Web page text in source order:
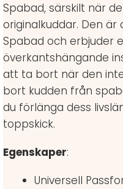
Spabad, särskilt när
originalkuddar. Den
Spabad och erbjuder
överkantshängande
att ta bort när den
bort kudden från
du förlänga dess
toppskick.
Egenskaper:
Universell